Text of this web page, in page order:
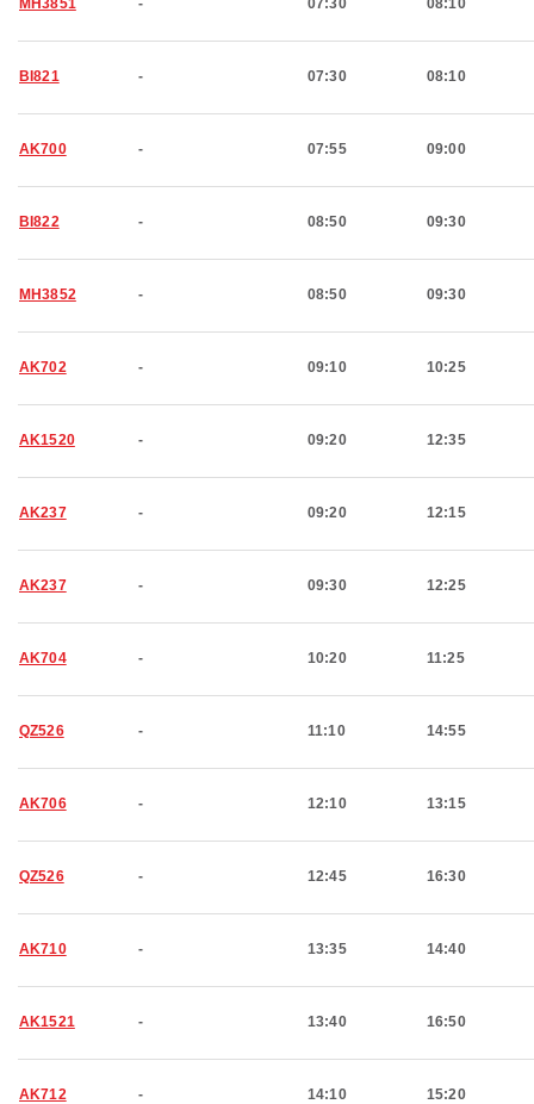
MH3851 - 07:30 08:10
BI821 - 07:30 08:10
AK700 - 07:55 09:00
BI822 - 08:50 09:30
MH3852 - 08:50 09:30
AK702 - 09:10 10:25
AK1520 - 09:20 12:35
AK237 - 09:20 12:15
AK237 - 09:30 12:25
AK704 - 10:20 11:25
QZ526 - 11:10 14:55
AK706 - 12:10 13:15
QZ526 - 12:45 16:30
AK710 - 13:35 14:40
AK1521 - 13:40 16:50
AK712 - 14:10 15:20